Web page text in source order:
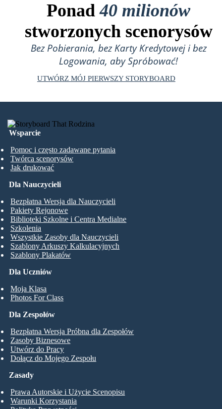
Ponad40 milionów
stworzonych scenorysów
Bez Pobierania, bez Karty Kredytowej i bez
Logowania, aby Spróbować!
UTWÓRZ MÓJ PIERWSZY STORYBOARD
Wsparcie
Pomoc i często zadawane pytania
Twórca scenorysów
Jak drukować
Dla Uczniów
Moja Klasa
Photos For Class
Dla Nauczycieli
Bezpłatna Wersja dla Nauczycieli
Pakiety Rejonowe
Biblioteki Szkolne i Centra Medialne
Szkolenia
Wszystkie Zasoby dla Nauczycieli
Szablony Arkuszy Kalkulacyjnych
Szablony Plakatów
Dla Zespołów
Bezpłatna Wersja Próbna dla Zespołów
Zasoby Biznesowe
Utwórz do Pracy
Dołącz do Mojego Zespołu
Zasady
Prawa Autorskie i Użycie Scenopisu
Warunki Korzystania